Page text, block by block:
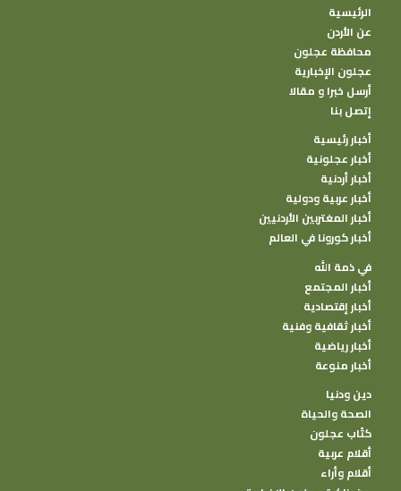
الرئيسية
عن الأردن
محافظة عجلون
عجلون الإخبارية
أرسل خبرا و مقالا
إتصل بنا
أخبار رئيسية
أخبار عجلونية
أخبار أردنية
أخبار عربية ودولية
أخبار المغتربين الأردنيين
أخبار كورونا في العالم
في ذمة الله
أخبار المجتمع
أخبار إقتصادية
أخبار ثقافية وفنية
أخبار رياضية
أخبار منوعة
دين ودنيا
الصحة والحياة
كتًاب عجلون
أقلام عربية
أقلام وأراء